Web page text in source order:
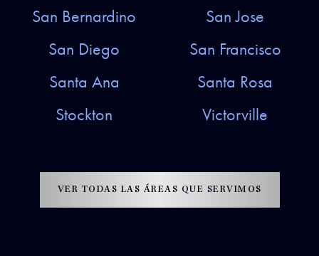
San Bernardino
San Jose
San Diego
San Francisco
Santa Ana
Santa Rosa
Stockton
Victorville
VER TODAS LAS ÁREAS QUE SERVIMOS